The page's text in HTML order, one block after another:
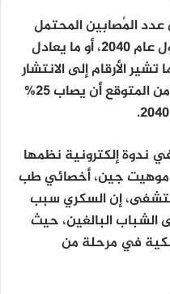
عدد المُصابين المحتمل
بالمرض أكثر من 640 مليوناً بحلول عام 2040، أو ما يعادل
تشير الأرقام إلى الانتشار
المتسارع للسكري في الإمارات، ومن المتوقع أن يصاب 25%
ندوة إلكترونية نظمها
موهيت جين، أخصائي طب
إن السكري سبب
الشباب البالغين، حيث
في مرحلة من